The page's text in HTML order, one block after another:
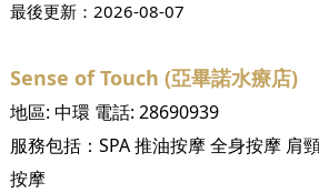
最後更新： 2026-08-07
Sense of Touch (亞畢諾水療店)
地區: 中環 電話: 28690939
服務包括： SPA推油按摩全身按摩 肩
按摩